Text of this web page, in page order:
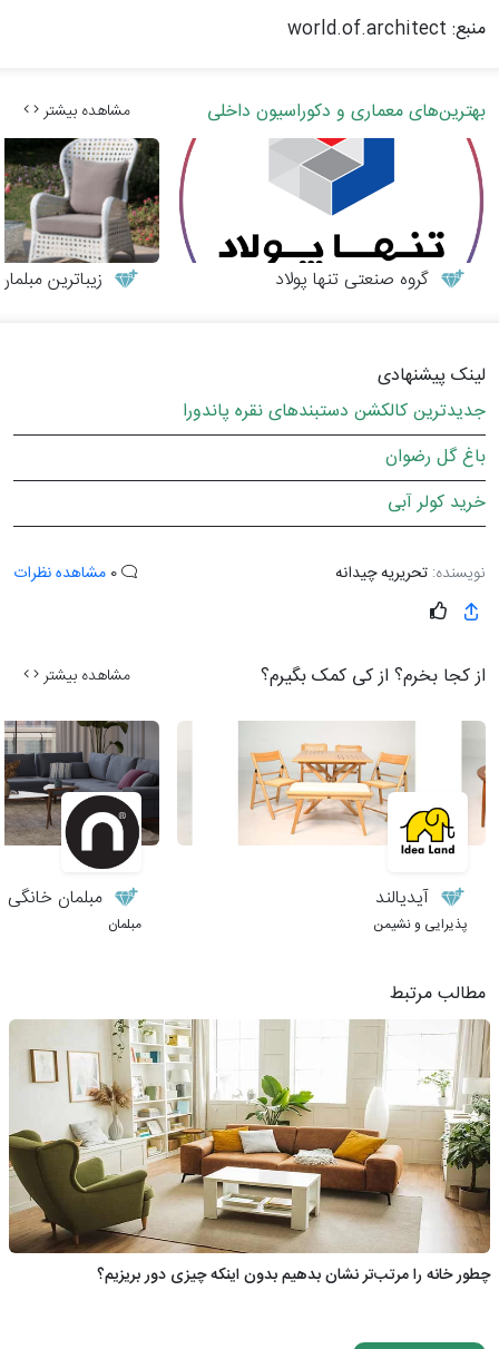
منبع: world.of.architect
بهترین‌های معماری و دکوراسیون داخلی مشاهده بیشتر
گروه صنعتی تنها پولاد زیباترین
لینک پیشنهادی
جدیدترین کالکشن دستبندهای نقره پاندورا
باغ گل رضوان
خرید کولر آبی
نویسنده: تحریریه چیدانه مشاهده نظرات
از کجا بخرم؟ از کی کمک بگیرم؟ مشاهده بیشتر
آیدیالند
پذیرایی و نشیمن
مبلمان خانگی
مبلمان
مطالب مرتبط
چطور خانه را مرتب‌تر نشان بدهیم بدون اینکه چیزی دور بریزیم؟